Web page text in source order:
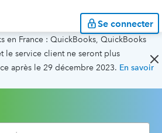
Se connecter
en France : QuickBooks, QuickBooks
le service client ne seront plus
après le 29 décembre 2023. En savoir